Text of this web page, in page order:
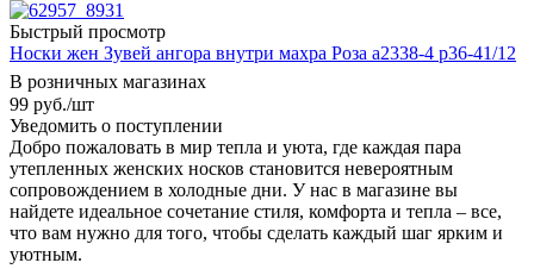
Быстрый просмотр
Носки жен Зувей ангора внутри махра Роза а2338-4 р36-41/12
В розничных магазинах
99 руб./шт
Уведомить о поступлении
Добро пожаловать в мир тепла и уюта, где каждая пара
утепленных женских носков становится невероятным
сопровождением в холодные дни. У нас в магазине вы
найдете идеальное сочетание стиля, комфорта и тепла – все,
что вам нужно для того, чтобы сделать каждый шаг ярким и
уютным.